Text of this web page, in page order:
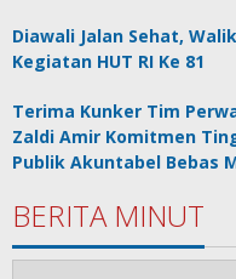
Diawali Jalan Sehat,
Kegiatan HUT RI Ke 81
Terima Kunker Tim
Zaldi Amir Komitmen
Publik Akuntabel Bebas
BERITA MINUT